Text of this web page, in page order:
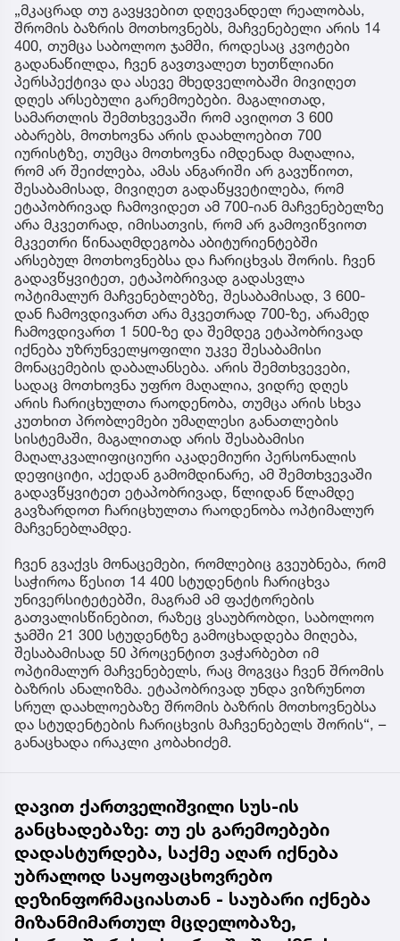
„მკაცრად თუ გავყვებით დღევანდელ რეალობას,
შრომის ბაზრის მოთხოვნებს, მაჩვენებელი არის 14
400, თუმცა საბოლოო ჯამში, როდესაც კვოტები
გადანაწილდა, ჩვენ გავთვალეთ ხუთწლიანი
პერსპექტივა და ასევე მხედველობაში მივიღეთ
დღეს არსებული გარემოებები. მაგალითად,
სამართლის შემთხვევაში რომ ავიღოთ 3 600
აბარებს, მოთხოვნა არის დაახლოებით 700
იურისტზე, თუმცა მოთხოვნა იმდენად მაღალია,
რომ არ შეიძლება, ამას ანგარიში არ გავუწიოთ,
შესაბამისად, მივიღეთ გადაწყვეტილება, რომ
ეტაპობრივად ჩამოვიდეთ ამ 700-იან მაჩვენებელზე
არა მკვეთრად, იმისათვის, რომ არ გამოვიწვიოთ
მკვეთრი წინააღმდეგობა აბიტურიენტებში
არსებულ მოთხოვნებსა და ჩარიცხვას შორის. ჩვენ
გადავწყვიტეთ, ეტაპობრივად გადასვლა
ოპტიმალურ მაჩვენებლებზე, შესაბამისად, 3 600-
დან ჩამოვდივართ არა მკვეთრად 700-ზე, არამედ
ჩამოვდივართ 1 500-ზე და შემდეგ ეტაპობრივად
იქნება უზრუნველყოფილი უკვე შესაბამისი
მონაცემების დაბალანსება. არის შემთხვევები,
სადაც მოთხოვნა უფრო მაღალია, ვიდრე დღეს
არის ჩარიცხულთა რაოდენობა, თუმცა არის სხვა
კუთხით პრობლემები უმაღლესი განათლების
სისტემაში, მაგალითად არის შესაბამისი
მაღალკვალიფიციური აკადემიური პერსონალის
დეფიციტი, აქედან გამომდინარე, ამ შემთხვევაში
გადავწყვიტეთ ეტაპობრივად, წლიდან წლამდე
გავზარდოთ ჩარიცხულთა რაოდენობა ოპტიმალურ
მაჩვენებლამდე.
ჩვენ გვაქვს მონაცემები, რომლებიც გვეუბნება, რომ
საჭიროა წესით 14 400 სტუდენტის ჩარიცხვა
უნივერსიტეტებში, მაგრამ ამ ფაქტორების
გათვალისწინებით, რაზეც ვსაუბრობდი, საბოლოო
ჯამში 21 300 სტუდენტზე გამოცხადდება მიღება,
შესაბამისად 50 პროცენტით ვაჭარბებთ იმ
ოპტიმალურ მაჩვენებელს, რაც მოგვცა ჩვენ შრომის
ბაზრის ანალიზმა. ეტაპობრივად უნდა ვიზრუნოთ
სრულ დაახლოებაზე შრომის ბაზრის მოთხოვნებსა
და სტუდენტების ჩარიცხვის მაჩვენებელს შორის“, –
განაცხადა ირაკლი კობახიძემ.
დავით ქართველიშვილი სუს-ის
განცხადებაზე: თუ ეს გარემოებები
დადასტურდება, საქმე აღარ იქნება
უბრალოდ საყოფაცხოვრებო
დეზინფორმაციასთან - საუბარი იქნება
მიზანმიმართულ მცდელობაზე,